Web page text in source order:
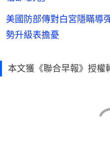
美國防部傳對白宮隱瞞
勢升級表擔憂
本文獲《聯合早報》授權